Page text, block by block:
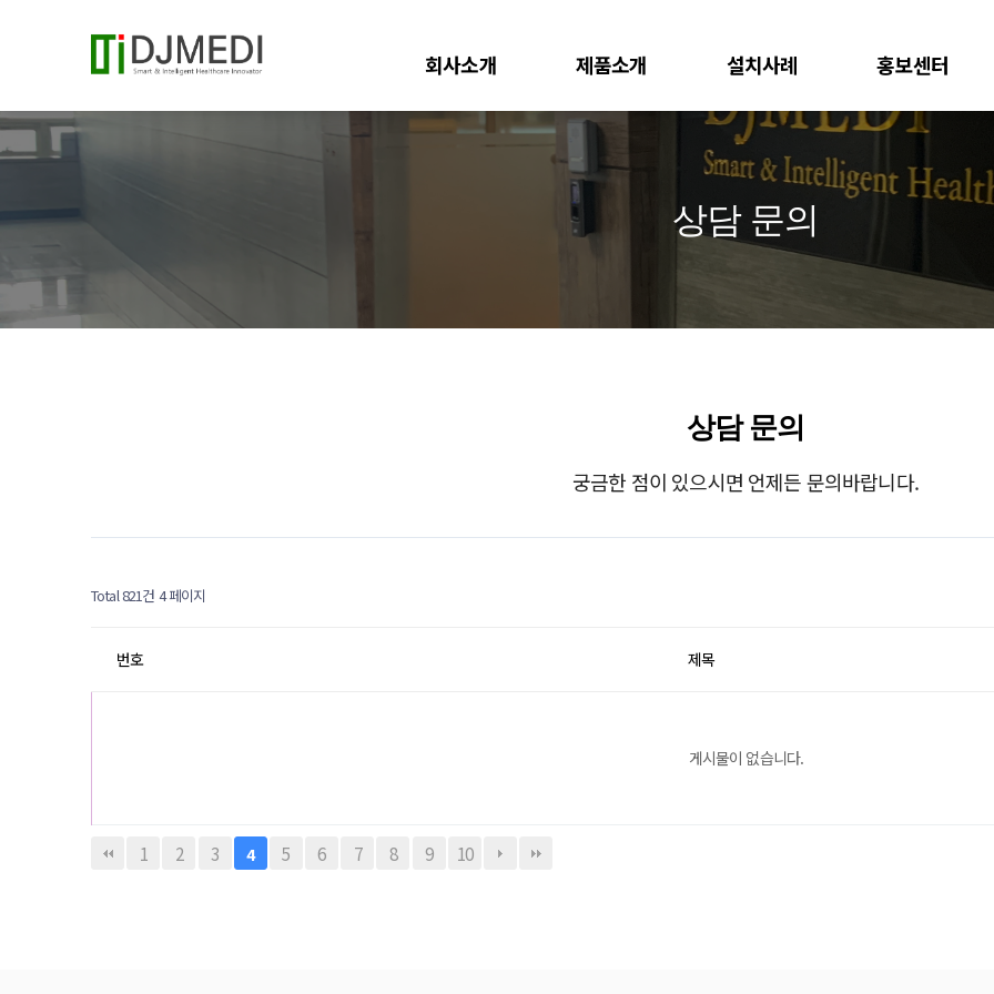
회사소개
회사개요
제품소개
솔루션
이력추적시스템
복약관리 앱
설치사례
원외탕전실
한방병원/한의원
기관
홍보센터
언론사
영상
상담 문의
상담 문의
궁금한 점이 있으시면 언제든 문의바랍니다.
Total 821건 4 페이지
번호 제목
게시물이 없습니다.
1 2 3 4 5 6 7 8 9 10